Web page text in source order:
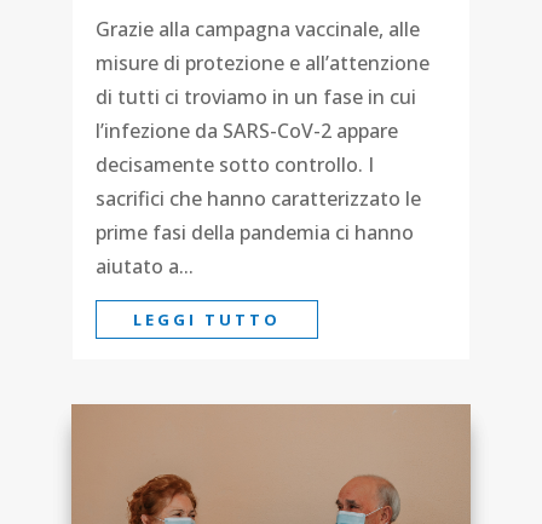
Grazie alla campagna vaccinale, alle
misure di protezione e all’attenzione
di tutti ci troviamo in un fase in cui
l’infezione da SARS-CoV-2 appare
decisamente sotto controllo. I
sacrifici che hanno caratterizzato le
prime fasi della pandemia ci hanno
aiutato a...
LEGGI TUTTO